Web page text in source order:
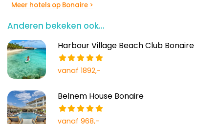
Meer hotels op Bonaire >
Anderen bekeken ook...
Harbour Village Beach Club Bonaire
vanaf 1892,-
Belnem House Bonaire
vanaf 968,-